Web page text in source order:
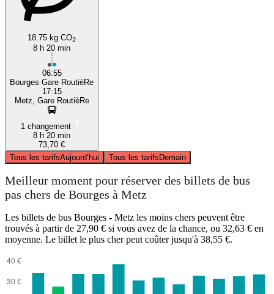
18.75 kg CO2
8 h 20 min
06:55
Bourges Gare RoutièRe
17:15
Metz, Gare RoutièRe
1 changement
8 h 20 min
73,70 €
Tous les tarifsAujourd’hui Tous les tarifsDemain
Meilleur moment pour réserver des billets de bus
pas chers de Bourges à Metz
Les billets de bus Bourges - Metz les moins chers peuvent être
trouvés à partir de 27,90 € si vous avez de la chance, ou 32,63 € en
moyenne. Le billet le plus cher peut coûter jusqu'à 38,55 €.